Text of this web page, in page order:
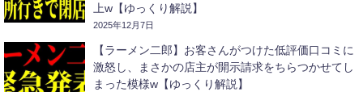
上w【ゆっくり解説】
2025年12月7日
【ラーメン二郎】お客さんがつけた低評価口コミに
激怒し、まさかの店主が開示請求をちらつかせてし
まった模様w【ゆっくり解説】